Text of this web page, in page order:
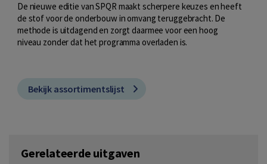
De nieuwe editie van SPQR maakt scherpere keuzes en heeft
de stof voor de onderbouw in omvang teruggebracht. De
methode is uitdagend en zorgt daarmee voor een hoog
niveau zonder dat het programma overladen is.
Bekijk assortimentslijst
Gerelateerde uitgaven